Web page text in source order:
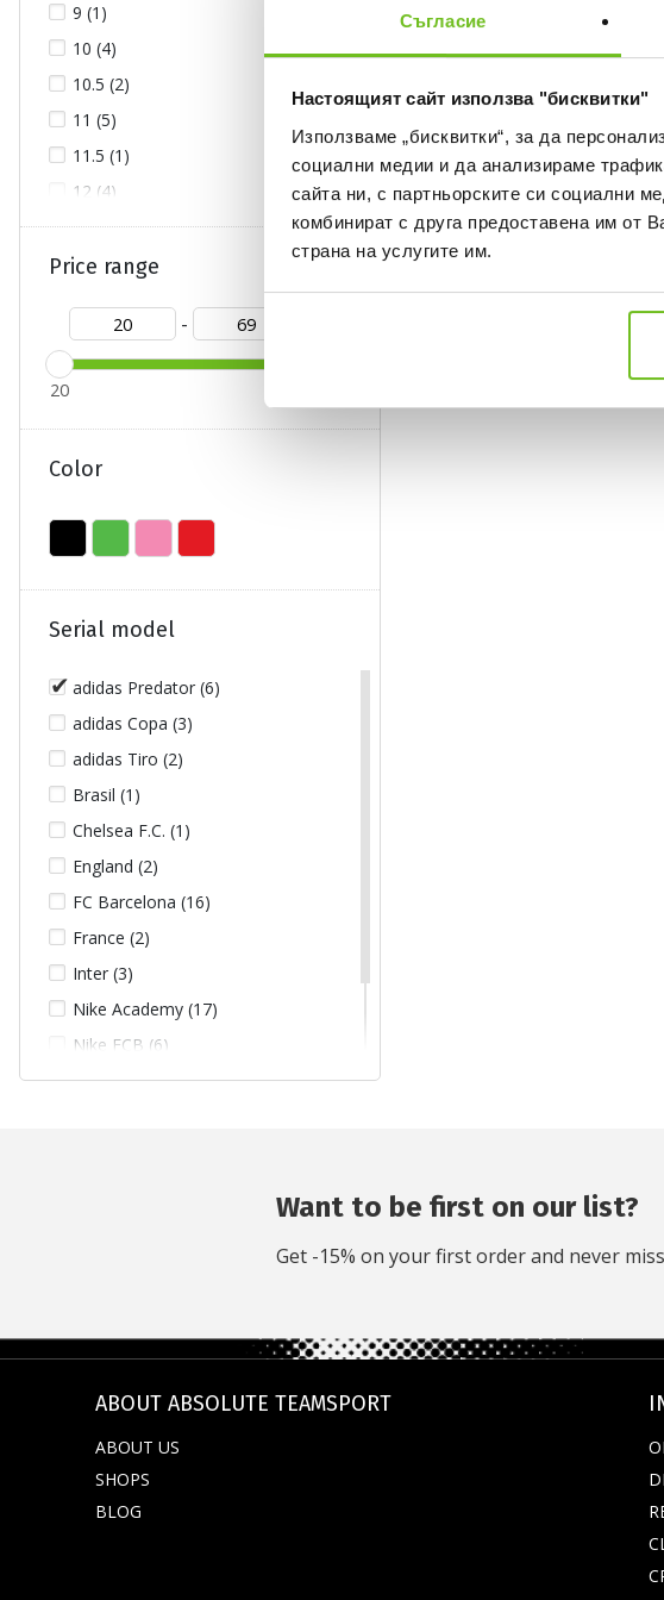
Съгласие
Настоящият сайт използва "бисквитки"
Използваме „бисквитки“, за да
социални медии и да анализираме
сайта ни, с партньорските си социални
комбинират с друга предоставена им от
страна на услугите им.
9 (1)
10 (4)
10.5 (2)
11 (5)
11.5 (1)
12 (4)
Price range
-
20
Color
Serial model
adidas Predator (6)
adidas Copa (3)
adidas Tiro (2)
Brasil (1)
Chelsea F.C. (1)
England (2)
FC Barcelona (16)
France (2)
Inter (3)
Nike Academy (17)
Nike FCB (6)
Nike PSG (1)
Want to be first on our list?
Get -15% on your first order and never
ABOUT ABSOLUTE TEAMSPORT
ABOUT US
SHOPS
BLOG